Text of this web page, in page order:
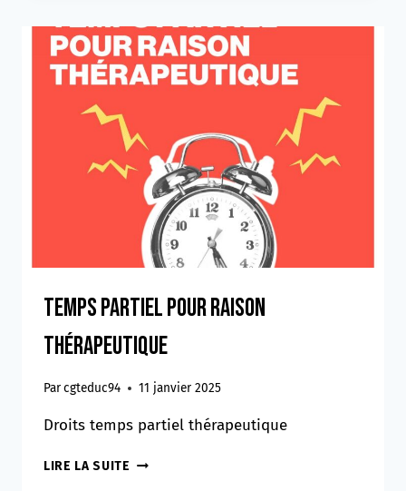
DE
REFUSER
TOUTES
LES
MI-
TEMPS
ANNUALISÉS
Temps partiel pour raison
thérapeutique
Parcgteduc94 11 janvier 2025
Droits temps partiel thérapeutique
LIRE LA SUITE TEMPS